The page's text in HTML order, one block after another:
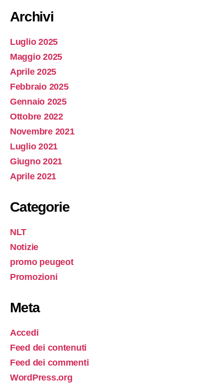
Archivi
Luglio 2025
Maggio 2025
Aprile 2025
Febbraio 2025
Gennaio 2025
Ottobre 2022
Novembre 2021
Luglio 2021
Giugno 2021
Aprile 2021
Categorie
NLT
Notizie
promo peugeot
Promozioni
Meta
Accedi
Feed dei contenuti
Feed dei commenti
WordPress.org